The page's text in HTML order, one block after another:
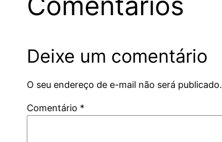
Deixe um comentário
O seu endereço de e-mail não será publicado.
Comentário *